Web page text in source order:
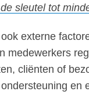
sleutel tot
externe
medewerkers
cliënten of
en